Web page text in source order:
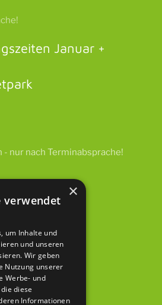
Januar +
- nur nach Terminabsprache!
0
9
hbh.de
×
verwendet
um Inhalte und
und unseren
Wir geben
Nutzung unserer
Werbe- und
diese
Informationen